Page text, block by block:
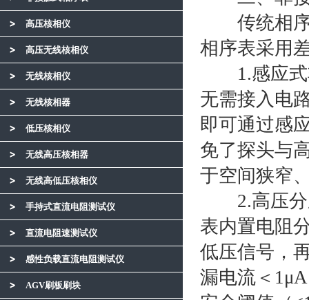
高压核相仪
高压无线核相仪
无线核相仪
无线核相器
低压核相仪
无线高压核相器
无线高低压核相仪
手持式直流电阻测试仪
直流电阻速测试仪
感性负载直流电阻测试仪
AGV刷板刷块
传统相序
相序表采用
1.感应式
无需接入电
即可通过感
免了探头与
于空间狭窄
2.高压分
表内置电阻
低压信号，
漏电流＜